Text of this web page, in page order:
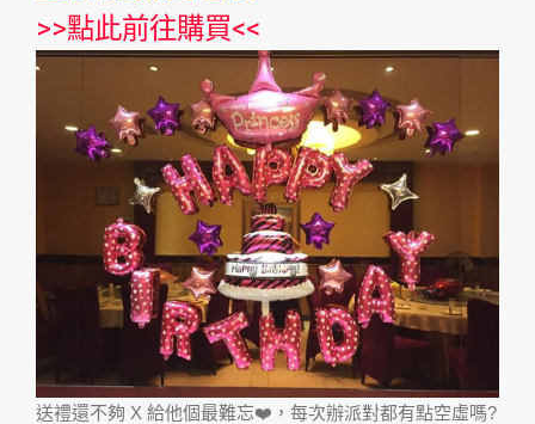
>>點此前往購買<<
送禮還不夠 X 給他個最難忘❤️，每次辦派對都有點空虛嗎?